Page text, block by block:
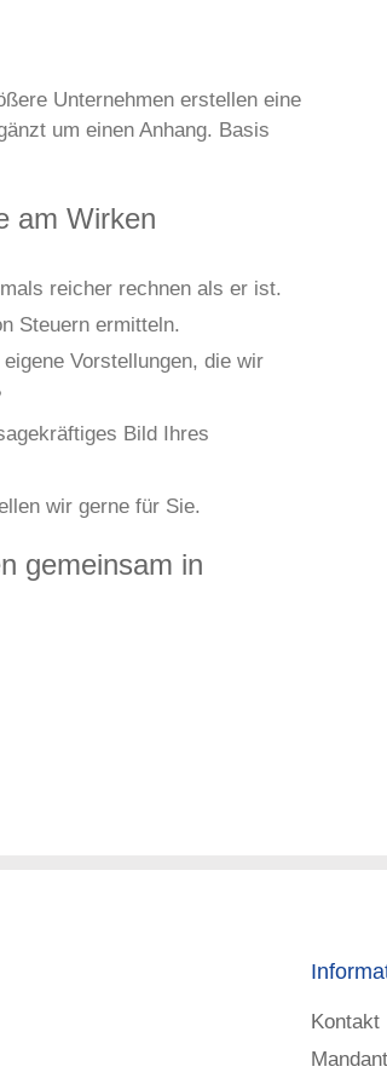
Unternehmen erstellen eine
um einen Anhang. Basis
am Wirken
reicher rechnen als er ist.
Steuern ermitteln.
Vorstellungen, die wir
Bild Ihres
wir gerne für Sie.
gemeinsam in
Kontakt